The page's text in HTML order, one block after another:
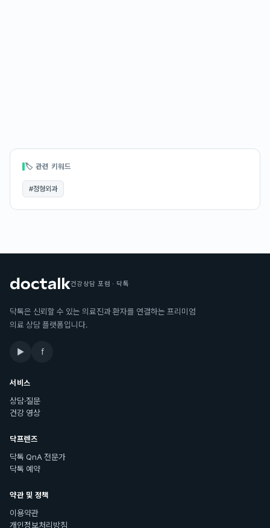
🏷 관련 키워드
#정형외과
건강상담 포럼 · 닥톡
닥톡은 신뢰할 수 있는 의료진과 환자를 연결하는 프리미엄
의료 상담 플랫폼입니다.
▶ f
서비스
상담·질문
건강 영상
닥프렌즈
닥톡 QnA 전문가
닥톡 예약
약관 및 정책
이용약관
개인정보처리방침